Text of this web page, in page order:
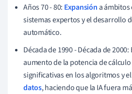
Años 70 - 80: Expansión a
sistemas expertos y el desarrollo
automático.
Década de 1990 - Década de
aumento de la potencia de
significativas en los algoritmos y el
datos, haciendo que la IA fuera